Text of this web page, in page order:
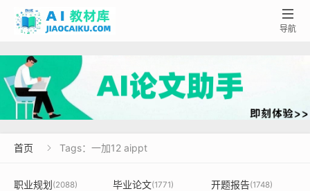

导航
首页  Tags：一加12 aippt
职业规划(2088) 毕业论文(1771) 开题报告(1748)